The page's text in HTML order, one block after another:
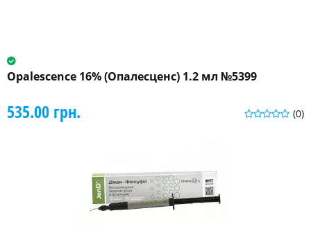
Opalescence 16% (Опалесценс) 1.2 мл №5399
(0)
535.00 грн.